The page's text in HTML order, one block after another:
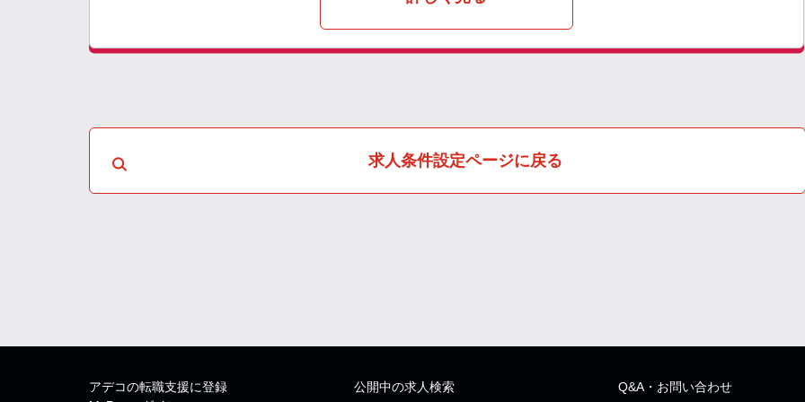
求人条件設定ページに戻る
アデコの転職支援に登録
公開中の求人検索 Q&A・お問い合わせ